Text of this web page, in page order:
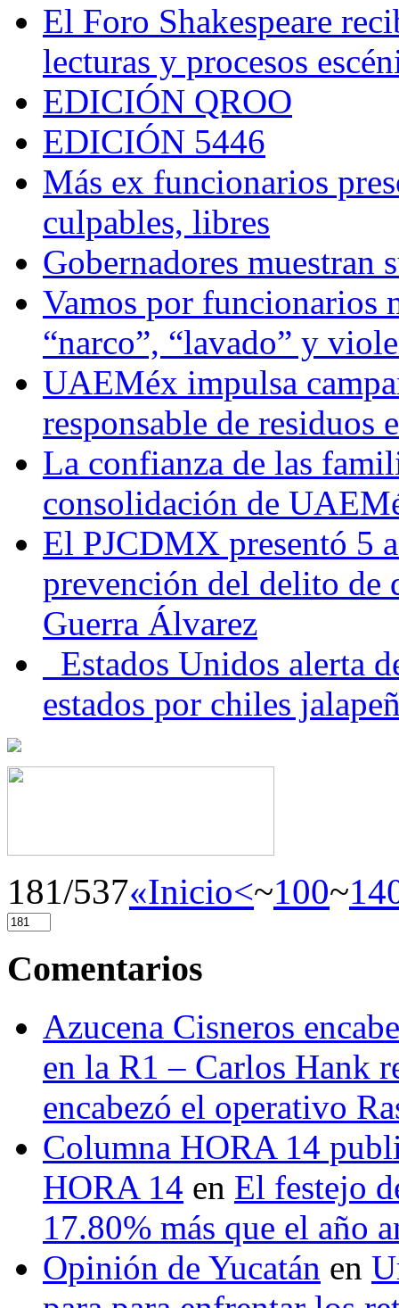
El Foro Shakespeare
lecturas y procesos
EDICIÓN QROO
EDICIÓN 5446
Más ex funcionarios
culpables, libres
Gobernadores muestran
Vamos por funcionarios
“narco”, “lavado” y
UAEMéx impulsa
responsable de residuos
La confianza de las
consolidación de
El PJCDMX presentó 5
prevención del delito de
Guerra Álvarez
Estados Unidos alerta
estados por chiles
181/537«Inicio<~100~
Comentarios
Azucena Cisneros
en la R1 – Carlos Hank
encabezó el operativo
Columna HORA 14
HORA 14 en El festejo
17.80% más que el año
Opinión de Yucatán en